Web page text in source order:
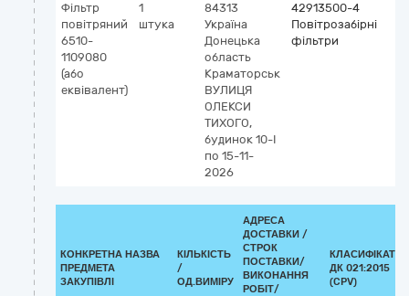
Фільтр
повітряний
6510-
1109080
(або
еквівалент)
1
штука
84313
Україна
Донецька
область
Краматорськ
ВУЛИЦЯ
ОЛЕКСИ
ТИХОГО,
будинок 10-І
по 15-11-
2026
42913500-4
Повітрозабірні
фільтри
КОНКРЕТНА НАЗВА
ПРЕДМЕТА
ЗАКУПІВЛІ
КІЛЬКІСТЬ
/
ОД.ВИМІРУ
АДРЕСА
ДОСТАВКИ /
СТРОК
ПОСТАВКИ/
ВИКОНАННЯ
РОБІТ/
КЛАСИФІКАТОР
ДК 021:2015
(CPV)